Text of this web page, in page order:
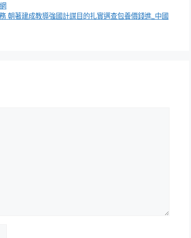
朝著建成教導強國計謀目的扎實邁查包養價錢進_中國